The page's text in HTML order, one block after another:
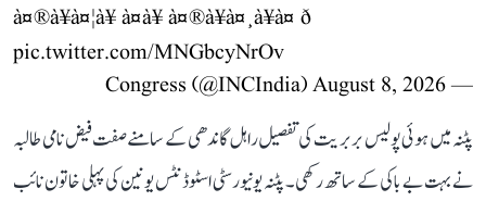
à¤®à¥à¤¦à¥ à¤à¥ à¤®à¥à¤¸à¥à¤ ð
pic.twitter.com/MNGbcyNrOv
— Congress (@INCIndia)
August 8, 2026
پٹنہ میں ہوئی پولیس بربریت کی تفصیل راہل گاندھی کے سامنے صفت فیض نامی طالبہ
نے بہت بے باکی کے ساتھ رکھی۔ پٹنہ یونیورسٹی اسٹوڈنٹس یونین کی پہلی خاتون نائب